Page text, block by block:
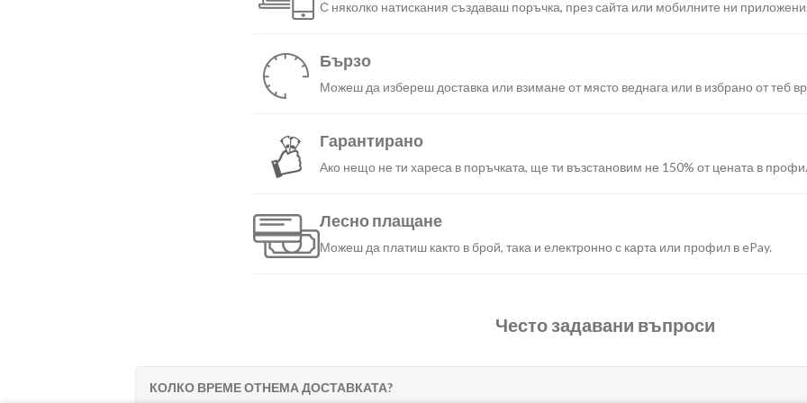
С няколко натискания създаваш поръчка, през сайта или мобилните ни
Бързо
Можеш да избереш доставка или взимане от място веднага или в избрано от теб
Гарантирано
Ако нещо не ти хареса в поръчката, ще ти възстановим не 150% от цената в
Лесно плащане
Можеш да платиш както в брой, така и електронно с карта или профил в ePay.
Често задавани въпроси
КОЛКО ВРЕМЕ ОТНЕМА ДОСТАВКАТА?